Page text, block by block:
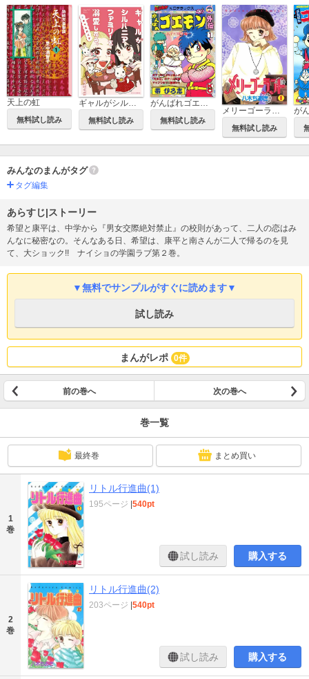
天上の虹
無料試し読み
ギャルがシルバニアファミリーを溺愛したら。#ギャルバニア
無料試し読み
がんばれゴエモン外伝
無料試し読み
メリーゴーランド
無料試し読み
みんなのまんがタグ
タグ編集
あらすじ|ストーリー
希望と康平は、中学から『男女交際絶対禁止』の校則があって、二人の恋はみ
んなに秘密なの。そんなある日、希望は、康平と南さんが二人で帰るのを見
て、大ショック!! ナイショの学園ラブ第２巻。
▼無料でサンプルがすぐに読めます▼
試し読み
まんがレポ 0件
前の巻へ 次の巻へ
巻一覧
最終巻 まとめ買い
1
巻
リトル行進曲(1)
195ページ |540pt
試し読み 購入する
2
巻
リトル行進曲(2)
203ページ |540pt
試し読み 購入する